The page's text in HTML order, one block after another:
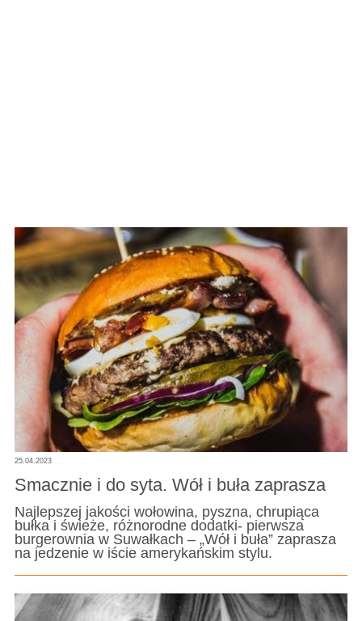
25.04.2023
Smacznie i do syta. Wół i buła zaprasza
Najlepszej jakości wołowina, pyszna, chrupiąca
bułka i świeże, różnorodne dodatki- pierwsza
burgerownia w Suwałkach – „Wół i buła” zaprasza
na jedzenie w iście amerykańskim stylu.